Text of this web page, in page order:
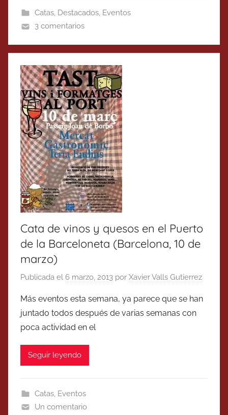
Catas, Destacados, Eventos
3 comentarios
Cata de vinos y quesos en el Puerto
de la Barceloneta (Barcelona, 10 de
marzo)
Publicada el 6 marzo, 2013 por Xavier Valls Gutierrez
Más eventos esta semana, ya parece que se han
juntado todos después de varias semanas con
poca actividad en el
Seguir leyendo
Catas, Eventos
Un comentario